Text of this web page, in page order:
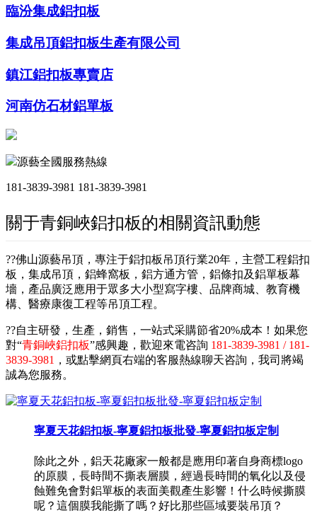
臨汾集成鋁扣板
集成吊頂鋁扣板生產有限公司
鎮江鋁扣板專賣店
河南仿石材鋁單板
源藝全國服務熱線
181-3839-3981 181-3839-3981
關于青銅峽鋁扣板的相關資訊動態
??佛山源藝吊頂，專注于鋁扣板吊頂行業20年，主營工程鋁扣
板，集成吊頂，鋁蜂窩板，鋁方通方管，鋁條扣及鋁單板幕
墻，產品廣泛應用于眾多大小型寫字樓、品牌商城、教育機
構、醫療康復工程等吊頂工程。
??自主研發，生產，銷售，一站式采購節省20%成本！如果您
對“青銅峽鋁扣板”感興趣，歡迎來電咨詢 181-3839-3981 / 181-
3839-3981 ，或點擊網頁右端的客服熱線聊天咨詢，我司將竭
誠為您服務。
寧夏天花鋁扣板-寧夏鋁扣板批發-寧夏鋁扣板定制
除此之外，鋁天花廠家一般都是應用印著自身商標logo
的原膜，長時間不撕表層膜，經過長時間的氧化以及侵
蝕難免會對鋁單板的表面美觀產生影響！什么時候撕膜
呢？這個膜我能撕了嗎？好比那些區域要裝吊頂？